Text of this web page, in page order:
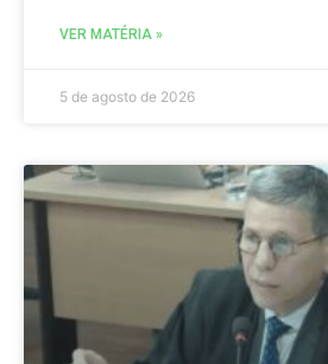
VER MATÉRIA »
5 de agosto de 2026